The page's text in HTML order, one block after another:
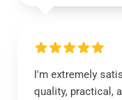
I'm extremely
quality, practical,